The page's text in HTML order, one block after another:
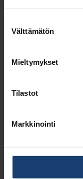
valinta
Välttämätön
Mieltymykset
Tilastot
Markkinointi